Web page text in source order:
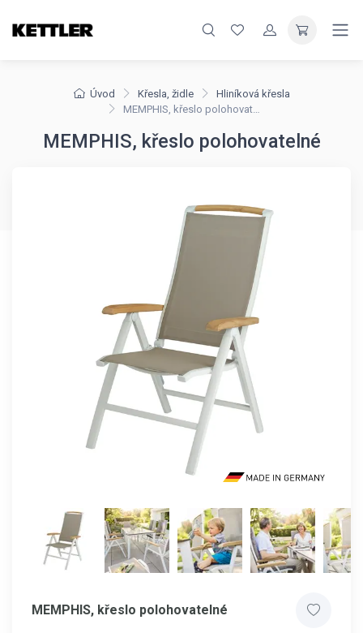
Úvod Křesla, židle
Hliníková křesla
MEMPHIS, křeslo polohovatelné
MEMPHIS, křeslo polohovatelné
MEMPHIS, křeslo polohovatelné